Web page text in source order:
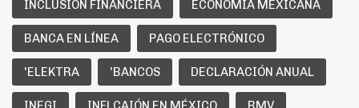
INCLUSION FINANCIERA ECONOMIA MEXICANA
BANCA EN LÍNEA PAGO ELECTRÓNICO
'ELEKTRA 'BANCOS DECLARACIÓN ANUAL